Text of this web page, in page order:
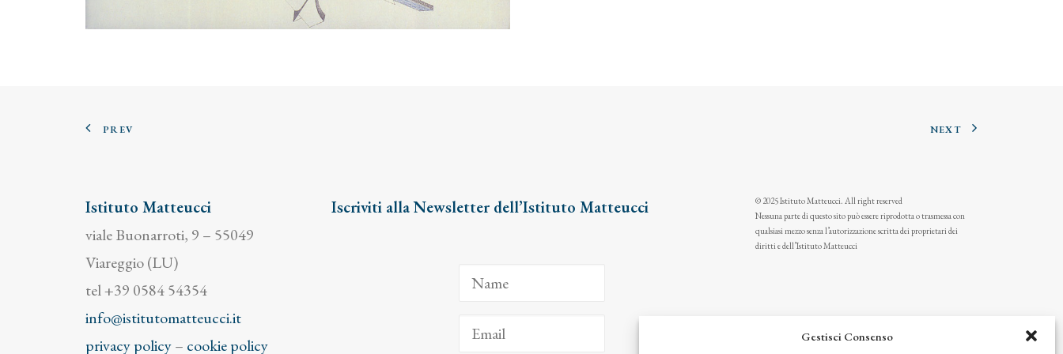
Gestisci Consenso
PREV NEXT
Istituto Matteucci
viale Buonarroti, 9 – 55049
Viareggio (LU)
tel +39 0584 54354
info@istitutomatteucci.it
privacy policy– cookie policy
Iscriviti alla Newsletter dell’Istituto Matteucci
© 2025 Istituto Matteucci. All right reserved
Nessuna parte di questo sito può essere riprodotta o trasmessa con
qualsiasi mezzo senza l’autorizzazione scritta dei proprietari dei
diritti e dell’Istituto Matteucci